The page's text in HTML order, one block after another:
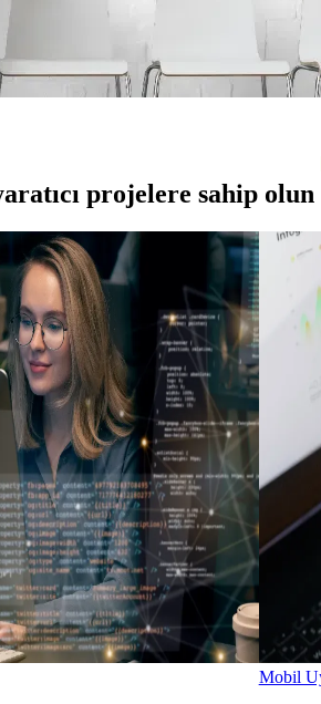
projelere sahip olun
Mobil